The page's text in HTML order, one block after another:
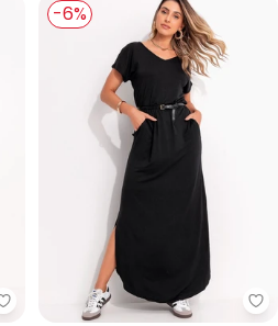
Quintess - Vestido (Folhagem
-6%